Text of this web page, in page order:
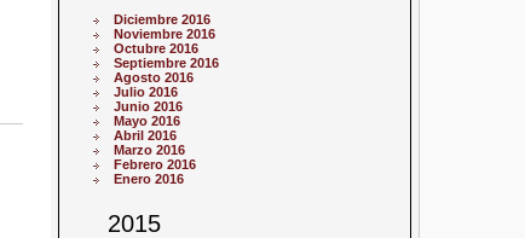
Diciembre 2016
Noviembre 2016
Octubre 2016
Septiembre 2016
Agosto 2016
Julio 2016
Junio 2016
Mayo 2016
Abril 2016
Marzo 2016
Febrero 2016
Enero 2016
2015